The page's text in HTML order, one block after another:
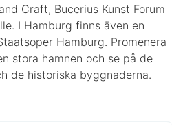
Craft, Bucerius Kunst Forum
I Hamburg finns även en
Hamburg. Promenera
stora hamnen och se på de
de historiska byggnaderna.